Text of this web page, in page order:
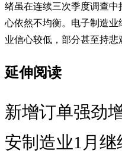
绪虽在连续三次季度调查
心依然不均衡。电子制造
业信心较低，部分甚至持悲
延伸阅读
新增订单强劲
安制造业1月继